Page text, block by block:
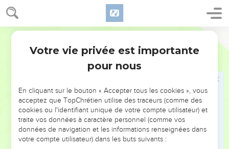
Nombres Introduction
végétation était autrefois plus dense qu’aujourd’hui. Israël
repart ainsi vers le sud et suit un itinéraire aujourd’hui
difficile à jalonner, plus de la moitié des noms de lieux
n’ayant pu être identifiés ; celui-ci est résumé au chapitre
plaines de Moab, à l’est de la mer Morte, sur les préparatifs
de la conquête de Canaan.
L’auteur n’omet pas de raconter les crises et les révoltes,
souvent tragiques, qui ont caractérisé le séjour d’Israël au
désert : jalousie de Miryam et d’Aaron (ch. 12), crainte et
Votre vie privée est importante
pour nous
En cliquant sur le bouton « Accepter tous les cookies », vous
acceptez que TopChrétien utilise des traceurs (comme des
cookies ou l'identifiant unique de votre compte utilisateur) et
traite vos données à caractère personnel (comme vos
données de navigation et les informations renseignées dans
votre compte utilisateur) dans les buts suivants :